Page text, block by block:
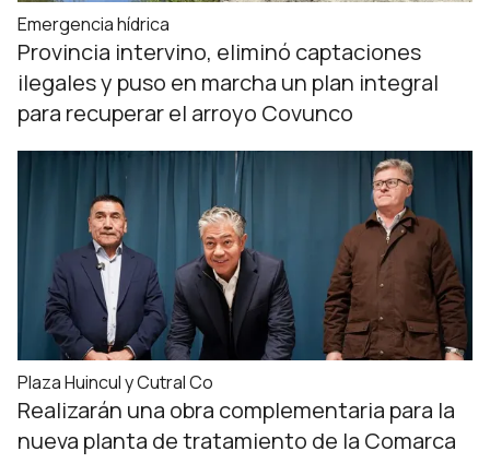
Emergencia hídrica
Provincia intervino, eliminó captaciones
ilegales y puso en marcha un plan integral
para recuperar el arroyo Covunco
Plaza Huincul y Cutral Co
Realizarán una obra complementaria para la
nueva planta de tratamiento de la Comarca